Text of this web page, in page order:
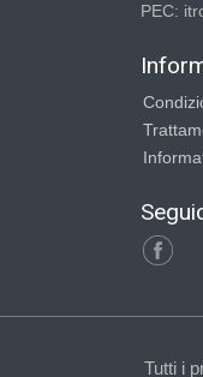
PEC:
Tutti i